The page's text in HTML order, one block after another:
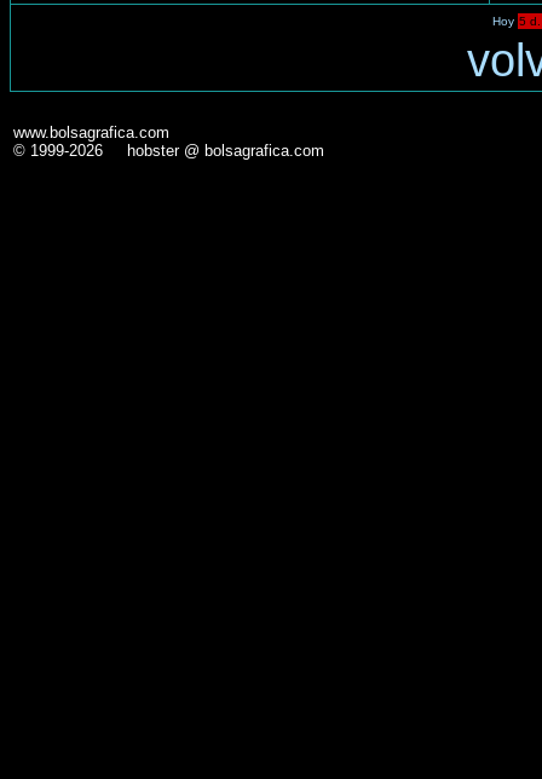
Hoy 5 d.
www.bolsagrafica.com
© 1999-2026 hobster @ bolsagrafica.com